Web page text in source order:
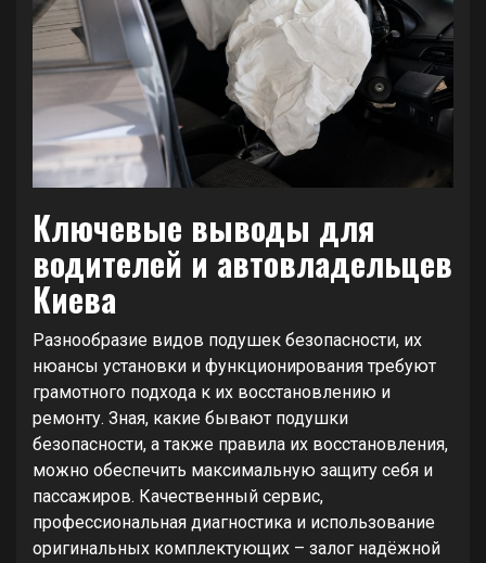
Ключевые выводы для
водителей и автовладельцев
Киева
Разнообразие видов подушек безопасности, их
нюансы установки и функционирования требуют
грамотного подхода к их восстановлению и
ремонту. Зная, какие бывают подушки
безопасности, а также правила их восстановления,
можно обеспечить максимальную защиту себя и
пассажиров. Качественный сервис,
профессиональная диагностика и использование
оригинальных комплектующих – залог надёжной